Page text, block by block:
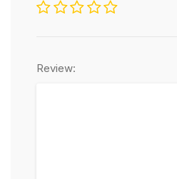
Review: